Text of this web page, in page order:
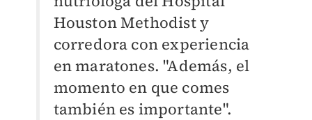
Houston Methodist y
corredora con experiencia
en maratones. "Además, el
momento en que comes
también es importante".